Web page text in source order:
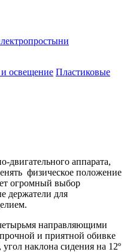
освещение Пластиковые
двигательного аппарата,
физическое положение
огромный выбор
держатели для
направляющими
и приятной обивке
наклона сидения на 12º